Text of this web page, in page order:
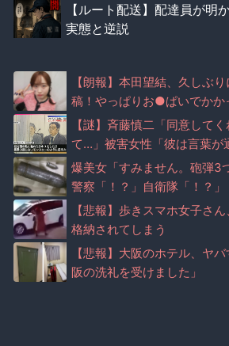
【ルート配送】配達員が明
実態と逆説
【朗報】本田望結、久しぶ
稿！やっぱりお●ぱいでかか
【謎】斉藤慎二「同意して
て…」被害女性「彼は言葉が
ー」
爆美女「すみません。砲弾3
警察「！？」自衛隊「！？」
【悲報】歩きスマホ女子さ
格納されてしまう
【悲報】大阪のホテル、ヤ
阪の洗礼を受けました」